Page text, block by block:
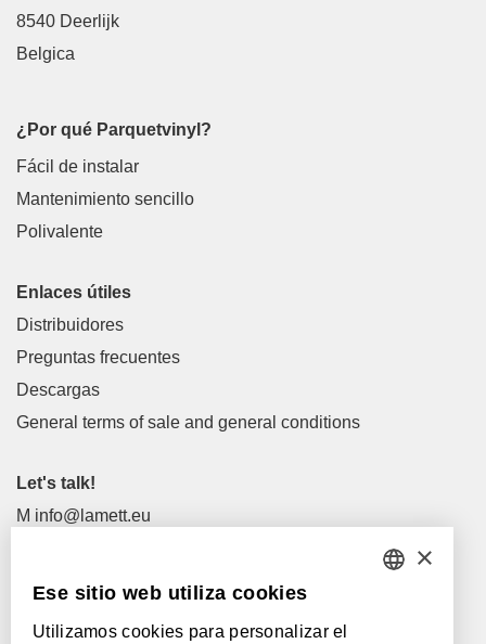
8540 Deerlijk
Belgica
¿Por qué Parquetvinyl?
Fácil de instalar
Mantenimiento sencillo
Polivalente
Enlaces útiles
Distribuidores
Preguntas frecuentes
Descargas
General terms of sale and general conditions
Let's talk!
M info@lamett.eu
Let's meet!
Distribuidores
×
Ese sitio web utiliza cookies
Utilizamos cookies para personalizar el